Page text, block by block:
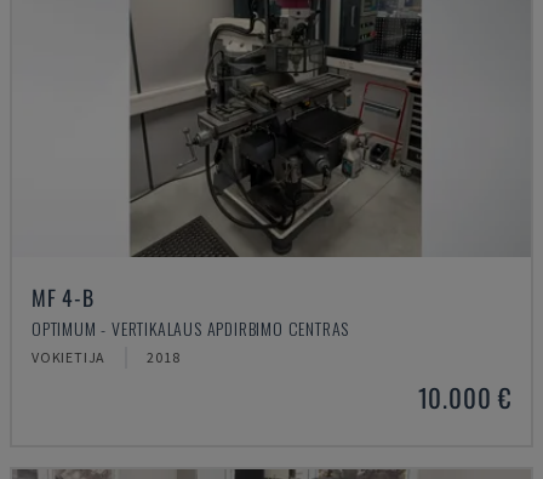
MF 4-B
OPTIMUM - VERTIKALAUS APDIRBIMO CENTRAS
VOKIETIJA 2018
10.000 €